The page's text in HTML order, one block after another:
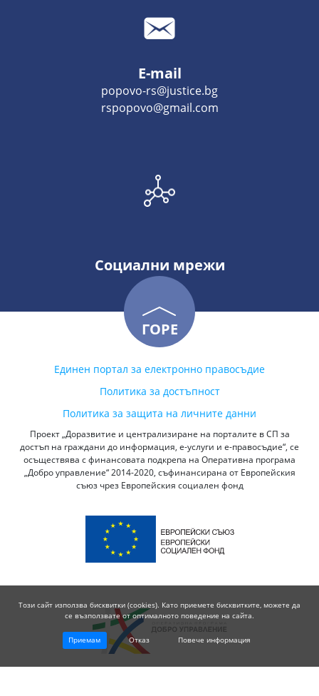
E-mail
popovo-rs@justice.bg
rspopovo@gmail.com
Социални мрежи
ГОРЕ
Единен портал за електронно правосъдие
Политика за достъпност
Политика за защита на личните данни
Проект „Доразвитие и централизиране на порталите в СП за
достъп на граждани до информация, е-услуги и е-правосъдие“, се
осъществява с финансовата подкрепа на Оперативна програма
„Добро управление“ 2014-2020, съфинансирана от Европейския
съюз чрез Европейския социален фонд
Този сайт използва бисквитки (cookies). Като приемете бисквитките, можете да
се възползвате от оптималното поведение на сайта.
Приемам Отказ Повече информация